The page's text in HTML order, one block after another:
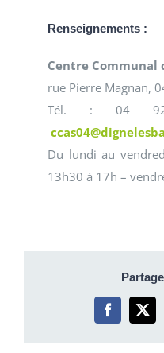
Renseignements :
Centre Communal
rue Pierre Magnan,
Tél. : 04
Du lundi au
13h30 à 17h –
Facebook
X